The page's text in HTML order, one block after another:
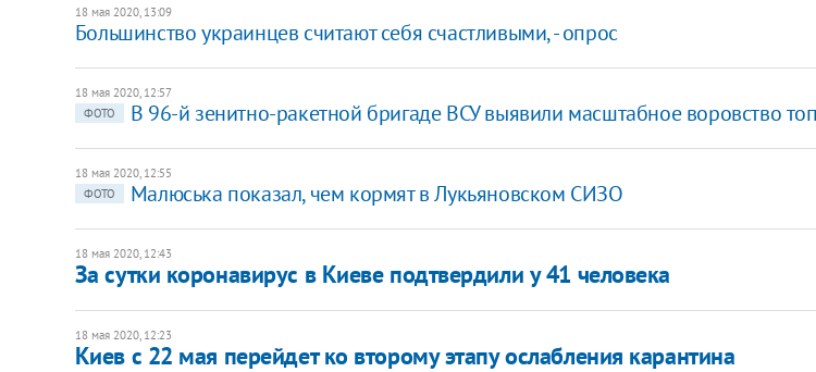
18 мая 2020, 13:09
Большинство украинцев считают себя счастливыми, - опрос
18 мая 2020, 12:57
ФОТО
В 96-й зенитно-ракетной бригаде ВСУ выявили масштабное воровство
18 мая 2020, 12:55
ФОТО
Малюська показал, чем кормят в Лукьяновском СИЗО
18 мая 2020, 12:43
За сутки коронавирус в Киеве подтвердили у 41 человека
18 мая 2020, 12:23
Киев с 22 мая перейдет ко второму этапу ослабления карантина